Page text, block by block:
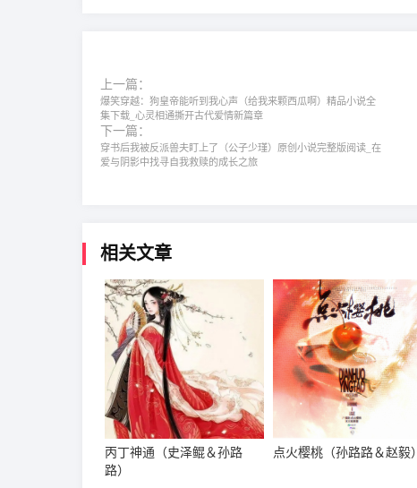
上一篇：
爆笑穿越：狗皇帝能听到我心声（给我来颗西瓜啊）精品小说全
集下载_心灵相通撕开古代爱情新篇章
下一篇：
穿书后我被反派兽夫盯上了（公子少瑾）原创小说完整版阅读_在
爱与阴影中找寻自我救赎的成长之旅
相关文章
丙丁神通（史泽鲲＆孙路
路）
点火樱桃（孙路路＆赵毅）